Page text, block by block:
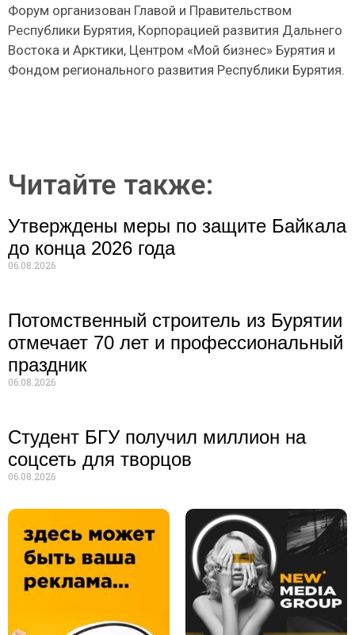
Форум организован Главой и Правительством
Республики Бурятия, Корпорацией развития Дальнего
Востока и Арктики, Центром «Мой бизнес» Бурятия и
Фондом регионального развития Республики Бурятия.
Читайте также:
Утверждены меры по защите Байкала
до конца 2026 года
06.08.2026
Потомственный строитель из Бурятии
отмечает 70 лет и профессиональный
праздник
06.08.2026
Студент БГУ получил миллион на
соцсеть для творцов
06.08.2026